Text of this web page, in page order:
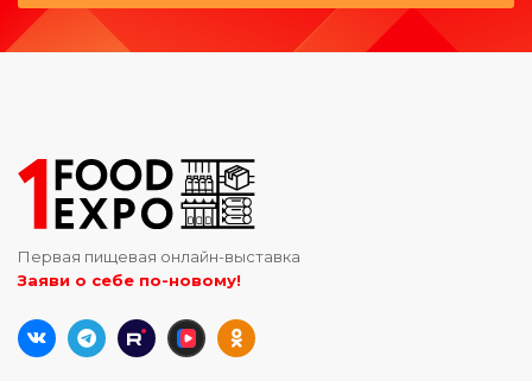
Первая пищевая онлайн-выставка
Заяви о себе по-новому!